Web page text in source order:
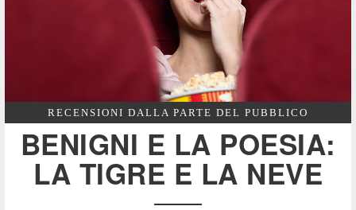
RECENSIONI DALLA PARTE DEL PUBBLICO
BENIGNI E LA POESIA:
LA TIGRE E LA NEVE